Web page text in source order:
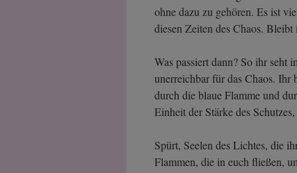
ohne dazu zu gehören. Es ist
diesen Zeiten des Chaos.
Was passiert dann? So ihr
unerreichbar für das Chaos.
durch die blaue Flamme und
Einheit der Stärke des
Spürt, Seelen des Lichtes, die
Flammen, die in euch fließen,